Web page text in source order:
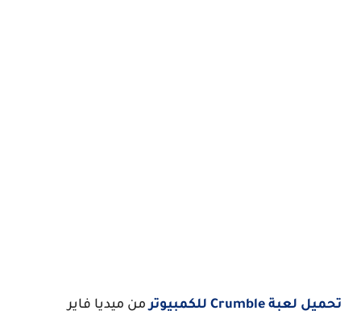
تحميل لعبة Crumble للكمبيوتر
من ميديا فاير